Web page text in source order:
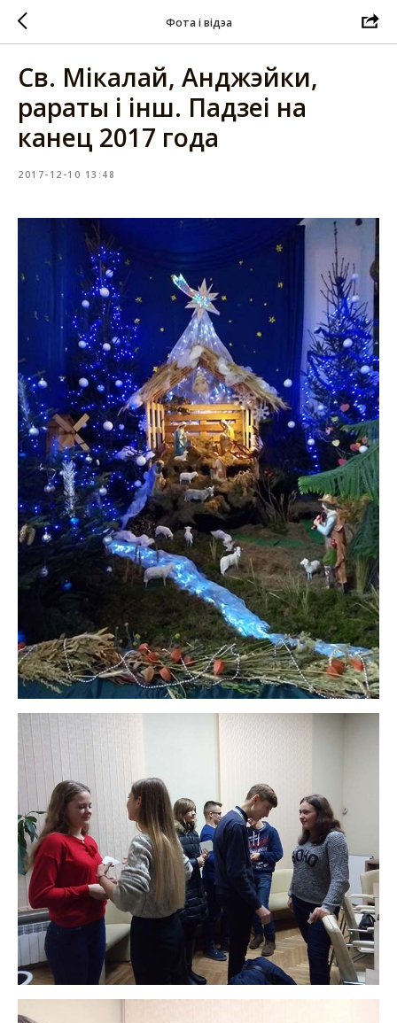
Фота і відэа
Св. Мікалай, Анджэйки,
рараты і інш. Падзеі на
канец 2017 года
2017-12-10 13:48